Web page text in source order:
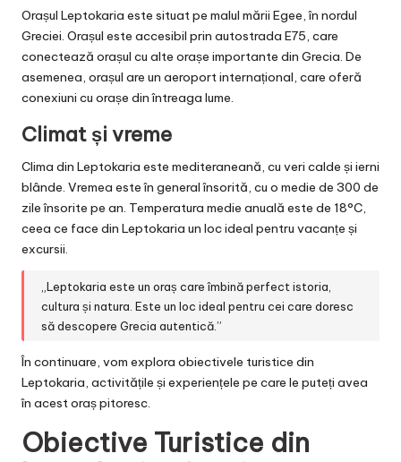
Orașul Leptokaria este situat pe malul mării Egee, în nordul
Greciei. Orașul este accesibil prin autostrada E75, care
conectează orașul cu alte orașe importante din Grecia. De
asemenea, orașul are un aeroport internațional, care oferă
conexiuni cu orașe din întreaga lume.
Climat și vreme
Clima din Leptokaria este mediteraneană, cu veri calde și ierni
blânde. Vremea este în general însorită, cu o medie de 300 de
zile însorite pe an. Temperatura medie anuală este de 18°C,
ceea ce face din Leptokaria un loc ideal pentru vacanțe și
excursii.
„Leptokaria este un oraș care îmbină perfect istoria,
cultura și natura. Este un loc ideal pentru cei care doresc
să descopere Grecia autentică.”
În continuare, vom explora obiectivele turistice din
Leptokaria, activitățile și experiențele pe care le puteți avea
în acest oraș pitoresc.
Obiective Turistice din